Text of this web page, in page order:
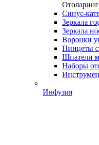
Синус-
Зеркала
Зеркала
Воронки
Пинцеты
Шпатели
Наборы
Инфузия